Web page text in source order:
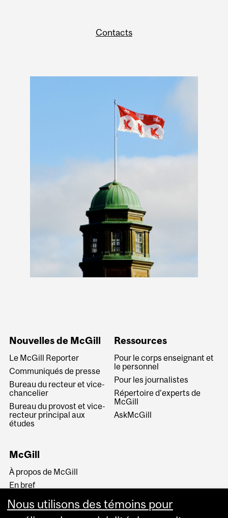
Contacts
Nouvelles de McGill
Le McGill Reporter
Communiqués de presse
Bureau du recteur et vice-
chancelier
Bureau du provost et vice-
recteur principal aux
études
Ressources
Pour le corps enseignant et
le personnel
Pour les journalistes
Répertoire d’experts de
McGill
AskMcGill
McGill
À propos de McGill
En bref
Histoire
La haute direction
Nous utilisons des témoins pour